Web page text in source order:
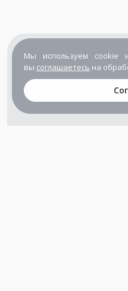
Мы используем cookie
вы соглашаетесь на